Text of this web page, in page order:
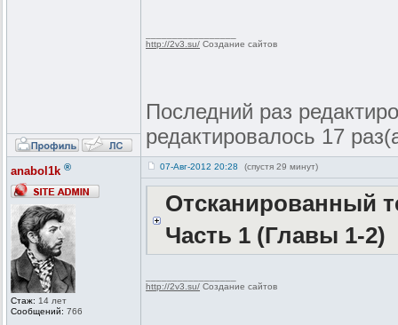
http://2v3.su/ Создание сайтов
Последний раз
редактировалось 17
anabol1k ®
Стаж: 14 лет
Сообщений: 766
07-Авг-2012 20:28 (спустя 29 минут)
Отсканированный
Часть 1 (Главы 1-2)
http://2v3.su/ Создание сайтов